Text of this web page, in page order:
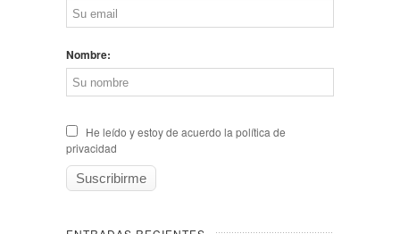
Nombre:
He leído y estoy de acuerdo la política de
privacidad